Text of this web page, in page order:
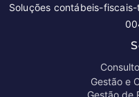
Soluções contábeis-
Gestão e